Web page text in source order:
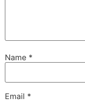
Name *
Email *